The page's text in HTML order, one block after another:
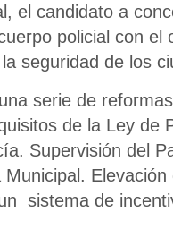
el candidato a
policial con el
seguridad de los
serie de
de la Ley de
Supervisión del
sistema de